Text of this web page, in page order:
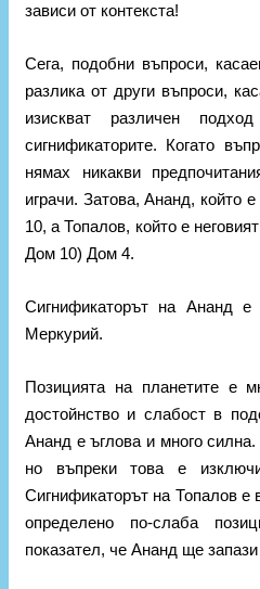
зависи от контекста!
Сега, подобни въпроси,
разлика от други въпроси,
изискват различен
сигнификаторите. Когато
нямах никакви
играчи. Затова, Ананд, който
10, а Топалов, който е
Дом 10) Дом 4.
Сигнификаторът на Ананд
Меркурий.
Позицията на планетите е
достойнство и слабост в
Ананд е ъглова и много
но въпреки това е
Сигнификаторът на Топалов
определено по-слаба
показател, че Ананд ще запази